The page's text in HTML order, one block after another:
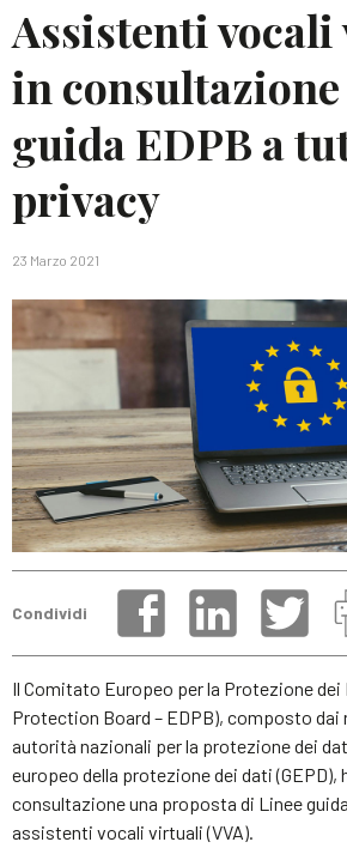
Assistenti
in
guida EDPB a
privacy
23 Marzo 2021
Condividi
Il Comitato Europeo per la Protezione dei
Protection Board – EDPB), composto dai
autorità nazionali per la protezione dei
europeo della protezione dei dati (GEPD),
consultazione una proposta di Linee
assistenti vocali virtuali (VVA).